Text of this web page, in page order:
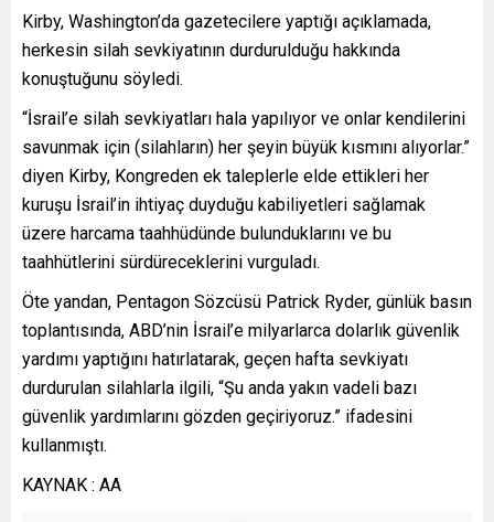
Kirby, Washington’da gazetecilere yaptığı açıklamada,
herkesin silah sevkiyatının durdurulduğu hakkında
konuştuğunu söyledi.
“İsrail’e silah sevkiyatları hala yapılıyor ve onlar kendilerini
savunmak için (silahların) her şeyin büyük kısmını alıyorlar.”
diyen Kirby, Kongreden ek taleplerle elde ettikleri her
kuruşu İsrail’in ihtiyaç duyduğu kabiliyetleri sağlamak
üzere harcama taahhüdünde bulunduklarını ve bu
taahhütlerini sürdüreceklerini vurguladı.
Öte yandan, Pentagon Sözcüsü Patrick Ryder, günlük basın
toplantısında, ABD’nin İsrail’e milyarlarca dolarlık güvenlik
yardımı yaptığını hatırlatarak, geçen hafta sevkiyatı
durdurulan silahlarla ilgili, “Şu anda yakın vadeli bazı
güvenlik yardımlarını gözden geçiriyoruz.” ifadesini
kullanmıştı.
KAYNAK : AA